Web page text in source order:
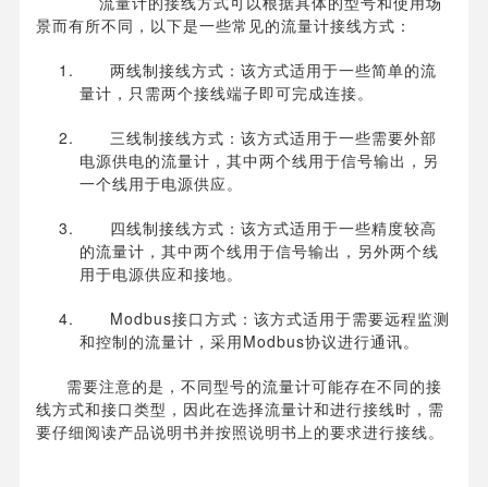
景而有所不同，以下是一些常见的流量计接线方式：
两线制接线方式：该方式适用于一些简单的流
量计，只需两个接线端子即可完成连接。
三线制接线方式：该方式适用于一些需要外部
电源供电的流量计，其中两个线用于信号输出，另
一个线用于电源供应。
四线制接线方式：该方式适用于一些精度较高
的流量计，其中两个线用于信号输出，另外两个线
用于电源供应和接地。
Modbus接口方式：该方式适用于需要远程监测
和控制的流量计，采用Modbus协议进行通讯。
需要注意的是，不同型号的流量计可能存在不同的接
线方式和接口类型，因此在选择流量计和进行接线时，需
要仔细阅读产品说明书并按照说明书上的要求进行接线。